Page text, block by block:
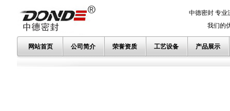
中德密封 专业
我们的优势
网站首页 公司简介 荣誉资质 工艺设备 产品展示